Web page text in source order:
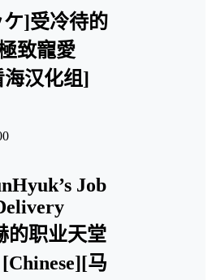
]受冷待的
致寵愛
海汉化组]
Job
的职业天堂
马